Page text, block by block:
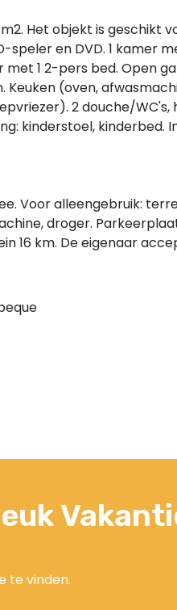
Het objekt is geschikt
en DVD. 1 kamer
1 2-pers bed. Open
(oven,
2 douche/WC's,
kinderstoel, kinderbed.
Voor alleengebruik:
droger.
16 km. De eigenaar
te vinden.